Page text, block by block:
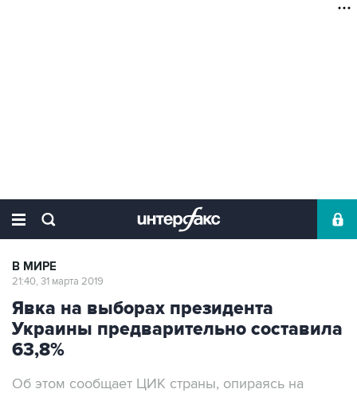
В МИРЕ
21:40, 31 марта 2019
Явка на выборах президента
Украины предварительно составила
63,8%
Об этом сообщает ЦИК страны, опираясь на